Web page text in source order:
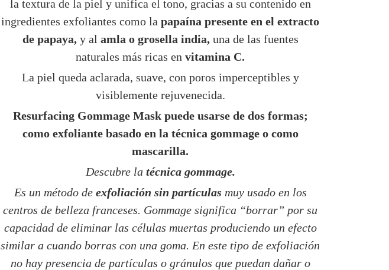
la textura de la piel y unifica el tono, gracias a su contenido en
ingredientes exfoliantes como la papaína presente en el extracto
de papaya,y al amla o grosella india,una de las fuentes
naturales más ricas en vitamina C.
La piel queda aclarada, suave, con poros imperceptibles y
visiblemente rejuvenecida.
Resurfacing Gommage Mask puede usarse de dos formas;
como exfoliante basado en la técnica gommage o como
mascarilla.
Descubre la técnica gommage.
Es un método deexfoliación sin partículas muy usado en los
centros de belleza franceses. Gommage significa “borrar” por su
capacidad de eliminar las células muertas produciendo un efecto
similar a cuando borras con una goma. En este tipo de exfoliación
no hay presencia de partículas o gránulos que puedan dañar o